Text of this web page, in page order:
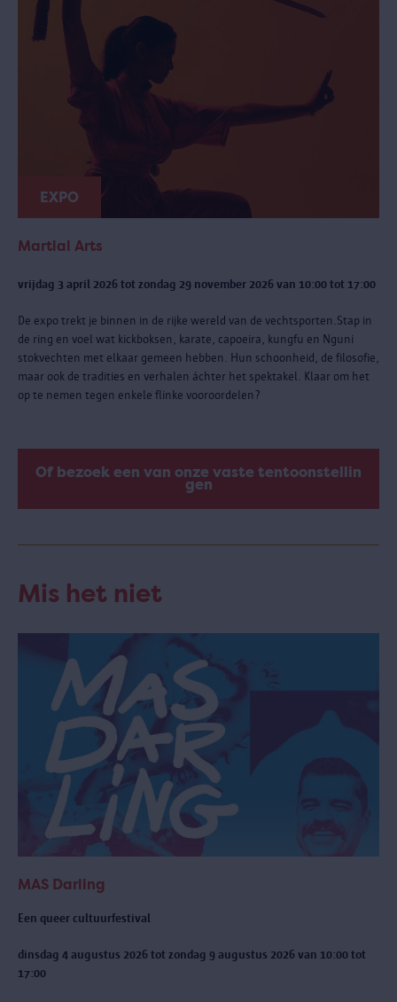
EXPO
Martial Arts
vrijdag 3 april 2026 tot zondag 29 november 2026 van 10:00 tot 17:00
De expo trekt je binnen in de rijke wereld van de vechtsporten.Stap in
de ring en voel wat kickboksen, karate, capoeira, kungfu en Nguni
stokvechten met elkaar gemeen hebben. Hun schoonheid, de filosofie,
maar ook de tradities en verhalen áchter het spektakel. Klaar om het
op te nemen tegen enkele flinke vooroordelen?
Of bezoek een van onze vaste tentoonstellin
gen
Mis het niet
MAS Darling
Een queer cultuurfestival
dinsdag 4 augustus 2026 tot zondag 9 augustus 2026 van 10:00 tot
17:00